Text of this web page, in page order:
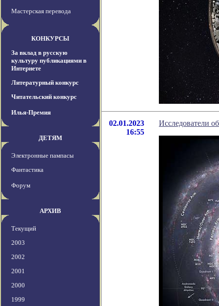
Мастерская перевода
КОНКУРСЫ
За вклад в русскую
культуру публикациями в
Интернете
Литературный конкурс
Читательский конкурс
Илья-Премия
ДЕТЯМ
Электронные пампасы
Фантастика
Форум
АРХИВ
Текущий
2003
2002
2001
2000
1999
02.01.2023
16:55
Исследователи